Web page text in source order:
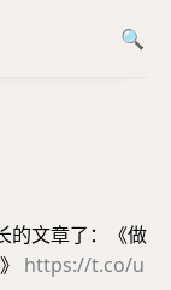
的文章了：《做
https://t.co/u